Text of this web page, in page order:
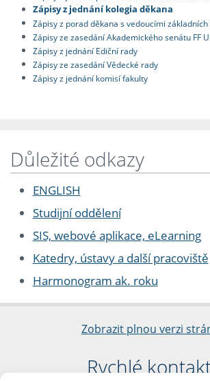
Zápisy z jednání kolegia děkana
Zápisy z porad děkana s vedoucími
Zápisy ze zasedání Akademického senátu FF
Zápisy z jednání Ediční rady
Zápisy ze zasedání Vědecké rady
Zápisy z jednání komisí fakulty
Důležité odkazy
ENGLISH
Studijní oddělení
SIS, webové aplikace, eLearning
Katedry, ústavy a další pracoviště
Harmonogram ak. roku
Zobrazit plnou verzi
Rychlé